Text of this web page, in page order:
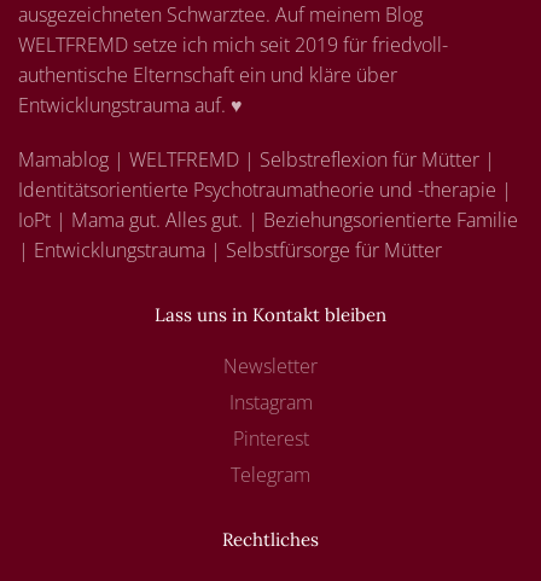
ausgezeichneten Schwarztee. Auf meinem Blog
WELTFREMD setze ich mich seit 2019 für friedvoll-
authentische Elternschaft ein und kläre über
Entwicklungstrauma auf. ♥
Mamablog | WELTFREMD | Selbstreflexion für Mütter |
Identitätsorientierte Psychotraumatheorie und -therapie |
IoPt | Mama gut. Alles gut. | Beziehungsorientierte Familie
| Entwicklungstrauma | Selbstfürsorge für Mütter
Lass uns in Kontakt bleiben
Newsletter
Instagram
Pinterest
Telegram
Rechtliches